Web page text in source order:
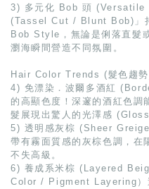
3) 多元化 Bob 頭 (Versatile
(Tassel Cut / Blunt Bob)」
Bob Style，無論是俐落直髮
瀏海瞬間營造不同氛圍。
Hair Color Trends (髮色趨
4) 免漂染．波爾多酒紅
的高顯色度！深邃的酒紅色調
髮展現出驚人的光澤感
5) 透明感灰棕 (Sheer
帶有霧面質感的灰棕色調，在
不失高級。
6) 養成系米棕 (Layered
Color / Pigment Layering）